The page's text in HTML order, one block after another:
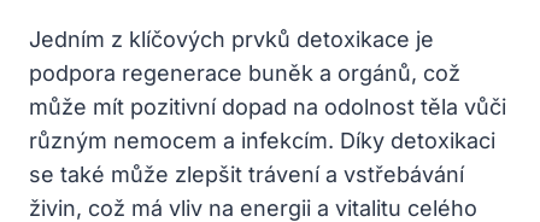
Jedním z klíčových prvků detoxikace je
podpora regenerace buněk a orgánů, což
může mít pozitivní dopad na odolnost těla vůči
různým nemocem a infekcím. Díky detoxikaci
se také může zlepšit trávení a vstřebávání
živin, což má vliv na energii a vitalitu celého